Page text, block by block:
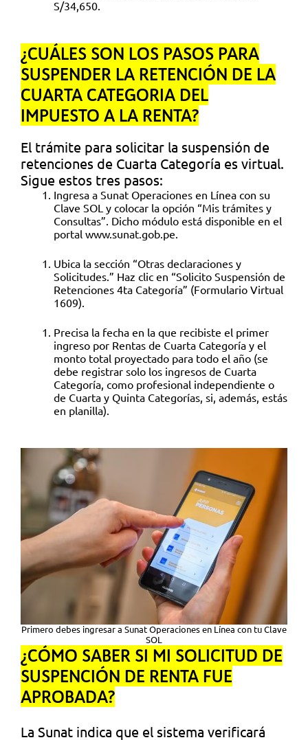
S/34,650.
¿CUÁLES SON LOS PASOS PARA
SUSPENDER LA RETENCIÓN DE LA
CUARTA CATEGORIA DEL
IMPUESTO A LA RENTA?
El trámite para solicitar la suspensión de
retenciones de Cuarta Categoría es virtual.
Sigue estos tres pasos:
Ingresa a Sunat Operaciones en Línea con su
Clave SOL y colocar la opción “Mis trámites y
Consultas”. Dicho módulo está disponible en el
portal www.sunat.gob.pe.
Ubica la sección “Otras declaraciones y
Solicitudes.” Haz clic en “Solicito Suspensión de
Retenciones 4ta Categoría” (Formulario Virtual
1609).
Precisa la fecha en la que recibiste el primer
ingreso por Rentas de Cuarta Categoría y el
monto total proyectado para todo el año (se
debe registrar solo los ingresos de Cuarta
Categoría, como profesional independiente o
de Cuarta y Quinta Categorías, si, además, estás
en planilla).
Primero debes ingresar a Sunat Operaciones en Línea con tu Clave
SOL
¿CÓMO SABER SI MI SOLICITUD DE
SUSPENCIÓN DE RENTA FUE
APROBADA?
La Sunat indica que el sistema verificará